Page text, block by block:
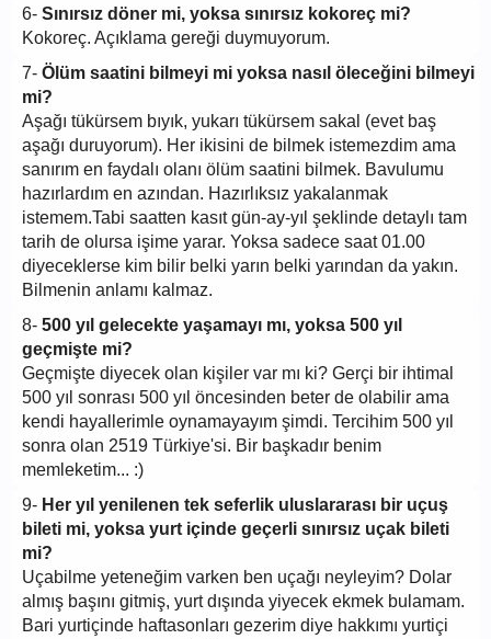
6- Sınırsız döner mi, yoksa sınırsız kokoreç mi?
Kokoreç. Açıklama gereği duymuyorum.
7- Ölüm saatini bilmeyi mi yoksa nasıl öleceğini bilmeyi
mi?
Aşağı tükürsem bıyık, yukarı tükürsem sakal (evet baş
aşağı duruyorum). Her ikisini de bilmek istemezdim ama
sanırım en faydalı olanı ölüm saatini bilmek. Bavulumu
hazırlardım en azından. Hazırlıksız yakalanmak
istemem.Tabi saatten kasıt gün-ay-yıl şeklinde detaylı tam
tarih de olursa işime yarar. Yoksa sadece saat 01.00
diyeceklerse kim bilir belki yarın belki yarından da yakın.
Bilmenin anlamı kalmaz.
8- 500 yıl gelecekte yaşamayı mı, yoksa 500 yıl
geçmişte mi?
Geçmişte diyecek olan kişiler var mı ki? Gerçi bir ihtimal
500 yıl sonrası 500 yıl öncesinden beter de olabilir ama
kendi hayallerimle oynamayayım şimdi. Tercihim 500 yıl
sonra olan 2519 Türkiye'si. Bir başkadır benim
memleketim... :)
9- Her yıl yenilenen tek seferlik uluslararası bir uçuş
bileti mi, yoksa yurt içinde geçerli sınırsız uçak bileti
mi?
Uçabilme yeteneğim varken ben uçağı neyleyim? Dolar
almış başını gitmiş, yurt dışında yiyecek ekmek bulamam.
Bari yurtiçinde haftasonları gezerim diye hakkımı yurtiçi